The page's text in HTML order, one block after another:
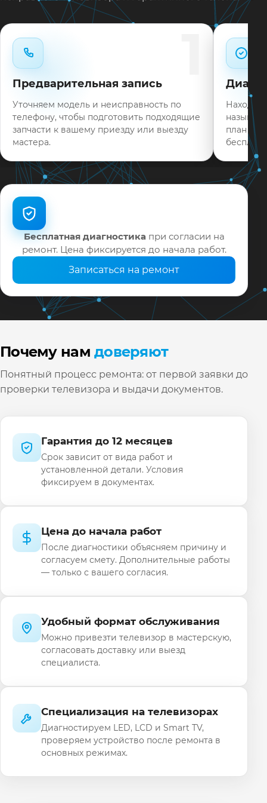
Типовые неисправности при наличии деталей
Нужен ремонт LG 55LB650V в Краснодаре?
Оставьте заявку или позвоните: укажите
симптомы — подскажем ориентир по сроку и
запишем на диагностику в мастерской или с
выездом на дом.
На выполненные работы выдаём документы и
гарантию до 12 месяцев.
Предварительная запись
Уточняем модель и неисправность по
телефону, чтобы подготовить подходящие
запчасти к вашему приезду или выезду
мастера.
Находим
план
Бесплатная диагностика при согласии на
ремонт. Цена фиксируется до начала работ.
Записаться на ремонт
Почему намдоверяют
Понятный процесс ремонта: от первой заявки до
проверки телевизора и выдачи документов.
Гарантия до 12 месяцев
Срок зависит от вида работ и
установленной детали. Условия
фиксируем в документах.
Цена до начала работ
После диагностики объясняем причину и
согласуем смету. Дополнительные работы
— только с вашего согласия.
Удобный формат обслуживания
Можно привезти телевизор в мастерскую,
согласовать доставку или выезд
специалиста.
Специализация на телевизорах
Диагностируем LED, LCD и Smart TV,
проверяем устройство после ремонта в
основных режимах.